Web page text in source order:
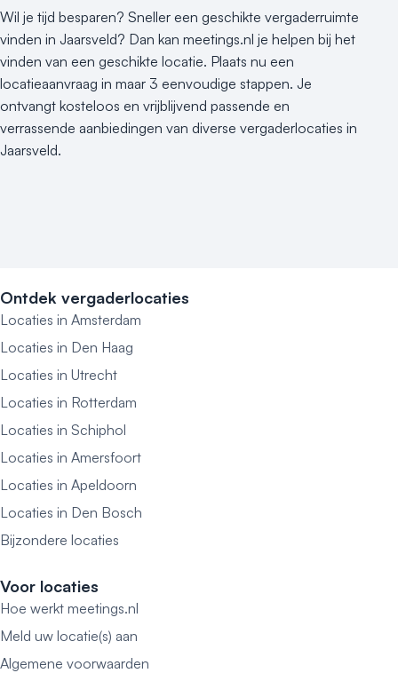
Wil je tijd besparen? Sneller een geschikte vergaderruimte
vinden in Jaarsveld? Dan kan meetings.nl je helpen bij het
vinden van een geschikte locatie. Plaats nu een
locatieaanvraag in maar 3 eenvoudige stappen. Je
ontvangt kosteloos en vrijblijvend passende en
verrassende aanbiedingen van diverse vergaderlocaties in
Jaarsveld.
Ontdek vergaderlocaties
Locaties in Amsterdam
Locaties in Den Haag
Locaties in Utrecht
Locaties in Rotterdam
Locaties in Schiphol
Locaties in Amersfoort
Locaties in Apeldoorn
Locaties in Den Bosch
Bijzondere locaties
Voor locaties
Hoe werkt meetings.nl
Meld uw locatie(s) aan
Algemene voorwaarden